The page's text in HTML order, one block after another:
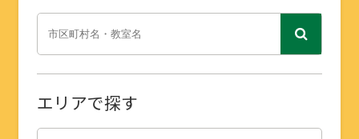
エリアで探す